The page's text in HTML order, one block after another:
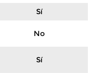
Sí
No
Sí